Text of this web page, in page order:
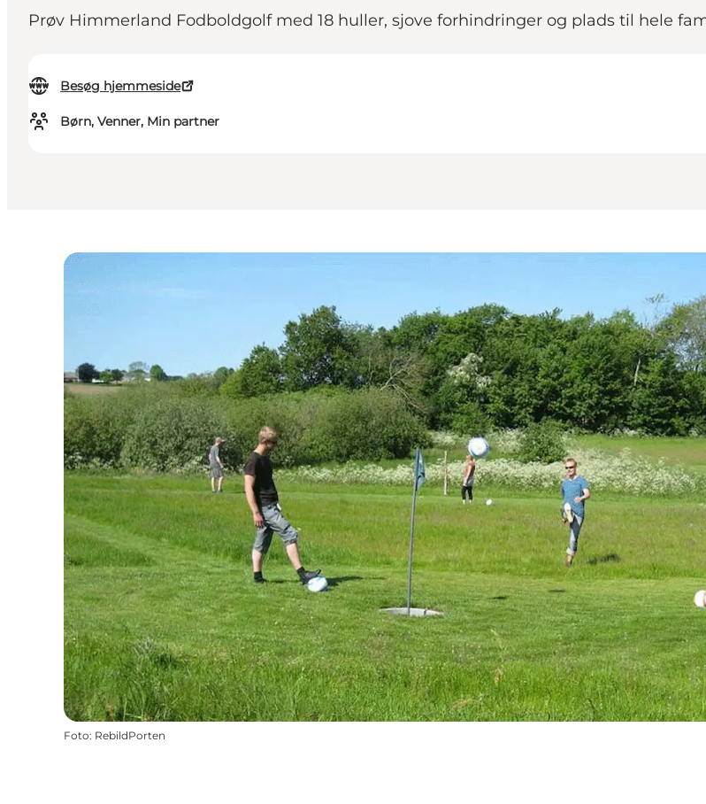
Prøv Himmerland Fodboldgolf med 18 huller, sjove forhindringer og plads til hele
Besøg hjemmeside
Børn, Venner, Min partner
Foto: RebildPorten